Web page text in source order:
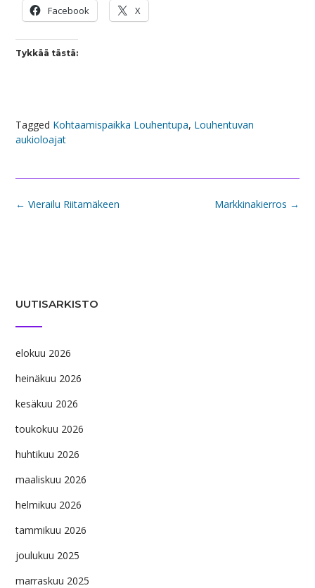
Facebook X
Tykkää tästä:
Tagged Kohtaamispaikka Louhentupa, Louhentuvan
aukioloajat
Post
Markkinakierros →
← Vierailu Riitamäkeen
UUTISARKISTO
elokuu 2026
heinäkuu 2026
kesäkuu 2026
toukokuu 2026
huhtikuu 2026
maaliskuu 2026
helmikuu 2026
tammikuu 2026
joulukuu 2025
marraskuu 2025